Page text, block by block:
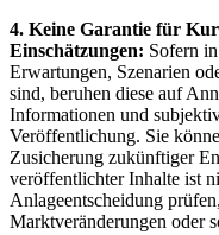
4. Keine Garantie für
Einschätzungen: Sofern
Erwartungen, Szenarien
sind, beruhen diese auf
Informationen und
Veröffentlichung. Sie
Zusicherung zukünftiger
veröffentlichter Inhalte ist
Anlageentscheidung
Marktveränderungen oder